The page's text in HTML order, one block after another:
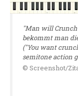
"Man will
bekommt man
("You want
semitone action
© Screenshot/